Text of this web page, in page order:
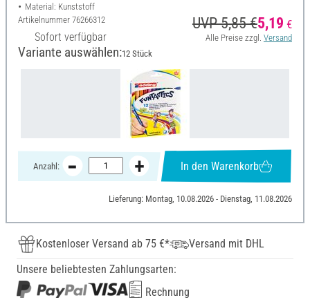
Material: Kunststoff
Artikelnummer 76266312
Sofort verfügbar
UVP 5,85 €5,19 €
Alle Preise zzgl. Versand
Variante auswählen:12 Stück
Anzahl: In den Warenkorb
Lieferung: Montag, 10.08.2026 - Dienstag, 11.08.2026
Kostenloser Versand ab 75 €*
Versand mit DHL
Unsere beliebtesten Zahlungsarten:
Rechnung